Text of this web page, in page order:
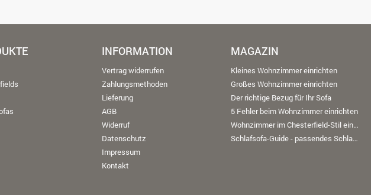
INFORMATION
Vertrag widerrufen
Zahlungsmethoden
Lieferung
AGB
Widerruf
Datenschutz
Impressum
Kontakt
MAGAZIN
Kleines Wohnzimmer einrichten
Großes Wohnzimmer einrichten
Der richtige Bezug für Ihr Sofa
5 Fehler beim Wohnzimmer einrichten
Wohnzimmer im Chesterfield-Stil einrichten
Schlafsofa-Guide - passendes Schlafsofa finden